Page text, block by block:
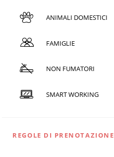
ANIMALI DOMESTICI
FAMIGLIE
NON FUMATORI
SMART WORKING
REGOLE DI PRENOTAZIONE